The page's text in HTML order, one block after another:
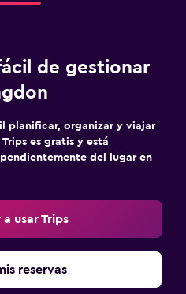
de gestionar
planificar, organizar y viajar
es gratis y está
del lugar en
a usar Trips
reservas